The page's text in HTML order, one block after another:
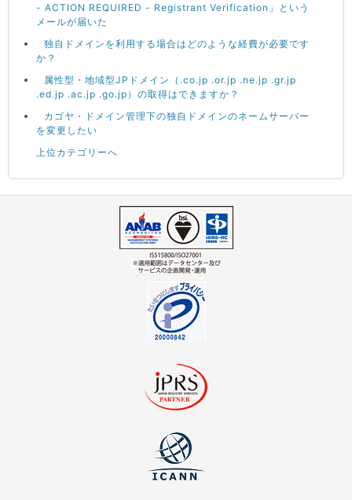
- ACTION REQUIRED - Registrant Verification」という
メールが届いた
独自ドメインを利用する場合はどのような経費が必要です
か？
属性型・地域型JPドメイン（.co.jp .or.jp .ne.jp .gr.jp
.ed.jp .ac.jp .go.jp）の取得はできますか？
カゴヤ・ドメイン管理下の独自ドメインのネームサーバー
を変更したい
上位カテゴリーへ